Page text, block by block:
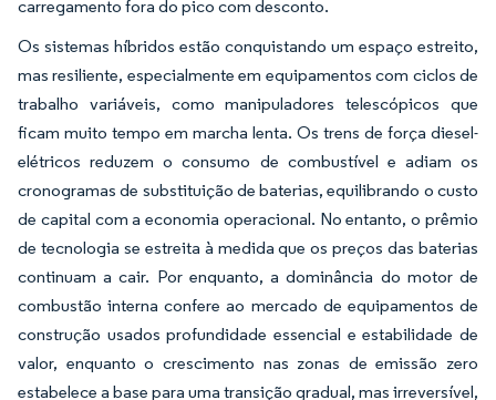
carregamento fora do pico com desconto.
Os sistemas híbridos estão conquistando um espaço estreito,
mas resiliente, especialmente em equipamentos com ciclos de
trabalho variáveis, como manipuladores telescópicos que
ficam muito tempo em marcha lenta. Os trens de força diesel-
elétricos reduzem o consumo de combustível e adiam os
cronogramas de substituição de baterias, equilibrando o custo
de capital com a economia operacional. No entanto, o prêmio
de tecnologia se estreita à medida que os preços das baterias
continuam a cair. Por enquanto, a dominância do motor de
combustão interna confere ao mercado de equipamentos de
construção usados profundidade essencial e estabilidade de
valor, enquanto o crescimento nas zonas de emissão zero
estabelece a base para uma transição gradual, mas irreversível,